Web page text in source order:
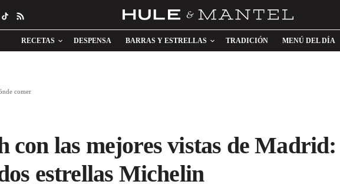
RECETAS DESPENSA BARRAS Y ESTRELLAS TRADICIÓN MENÚ DEL DÍA
comer
con las mejores vistas de
estrellas Michelin